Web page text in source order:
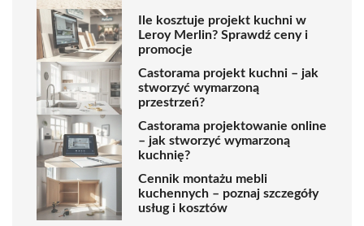
Ile kosztuje projekt kuchni w
Leroy Merlin? Sprawdź ceny i
promocje
Castorama projekt kuchni – jak
stworzyć wymarzoną
przestrzeń?
Castorama projektowanie online
– jak stworzyć wymarzoną
kuchnię?
Cennik montażu mebli
kuchennych – poznaj szczegóły
usług i kosztów